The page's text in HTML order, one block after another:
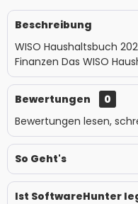
Beschreibung
WISO Haushaltsbuch
Finanzen Das WISO
Bewertungen
0
Bewertungen lesen,
So Geht's
Ist SoftwareHunter